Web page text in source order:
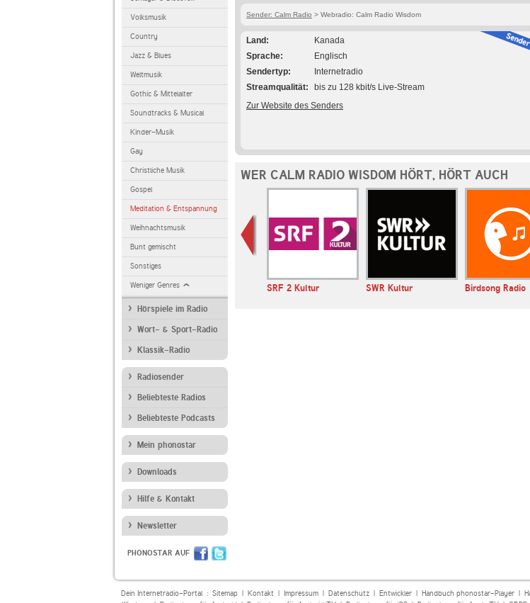
Volksmusik
Country
Jazz & Blues
Weltmusik
Gothic & Mittelalter
Soundtracks & Musical
Kinder-Musik
Gay
Christliche Musik
Gospel
Meditation & Entspannung
Weihnachtsmusik
Bunt gemischt
Sonstiges
Weniger Genres
Hörspiele im Radio
Wort- & Sport-Radio
Klassik-Radio
Radiosender
Beliebteste Radios
Beliebteste Podcasts
Mein phonostar
Downloads
Hilfe & Kontakt
Newsletter
PHONOSTAR AUF
Sender: Calm Radio > Webradio: Calm Radio Wisdom
Land
Kanada
Sprache
Englisch
Sendertyp
Internetradio
Streamqualität
bis zu 128 kbit/s Live-Stream
Zur Website des Senders
WER CALM RADIO WISDOM HÖRT, HÖRT AUCH
SRF 2 Kultur SWR Kultur Birdsong Radio
Dein Internetradio-Portal : Sitemap| Kontakt| Impressum| Datenschutz| Entwickler| Handbuch phonostar-Player|